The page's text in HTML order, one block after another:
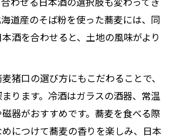
道産のそば粉を使った蕎麦には、同
酒を合わせると、土地の風味がより
猪口の選び方にもこだわることで、
ります。冷酒はガラスの酒器、常温
器がおすすめです。蕎麦を食べる際
につけて蕎麦の香りを楽しみ、日本